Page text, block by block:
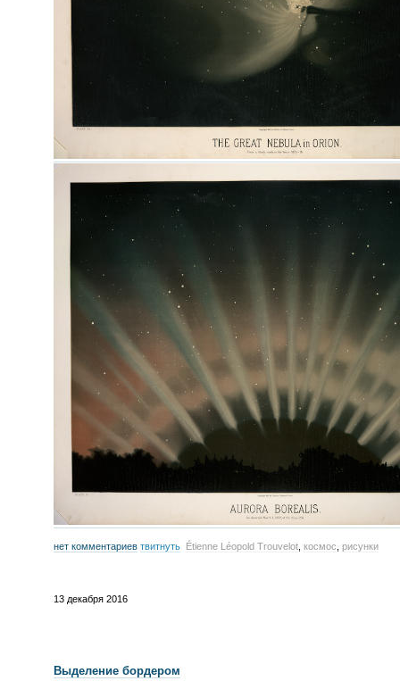
нет комментариев твитнуть Étienne Léopold Trouvelot космос рисунки
13 декабря 2016
Выделение бордером